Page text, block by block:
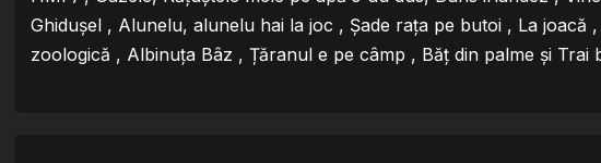
Ghidușel , Alunelu, alunelu hai la joc , Șade rața pe butoi , La
zoologică , Albinuța Bâz , Țăranul e pe câmp , Băț din palme și Trai